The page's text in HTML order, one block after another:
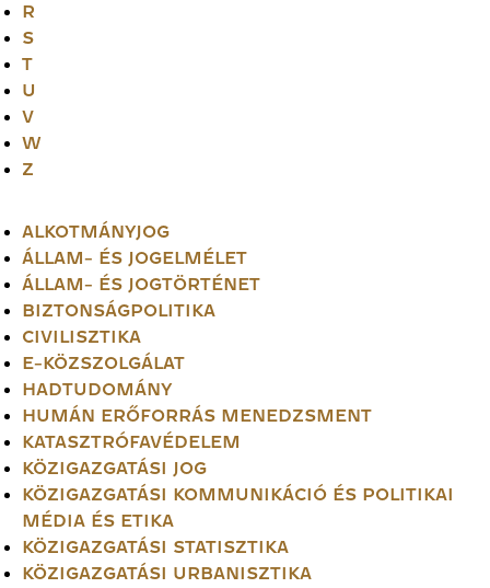
R
S
T
U
V
W
Z
ALKOTMÁNYJOG
ÁLLAM- ÉS JOGELMÉLET
ÁLLAM- ÉS JOGTÖRTÉNET
BIZTONSÁGPOLITIKA
CIVILISZTIKA
E-KÖZSZOLGÁLAT
HADTUDOMÁNY
HUMÁN ERŐFORRÁS MENEDZSMENT
KATASZTRÓFAVÉDELEM
KÖZIGAZGATÁSI JOG
KÖZIGAZGATÁSI KOMMUNIKÁCIÓ ÉS POLITIKAI
MÉDIA ÉS ETIKA
KÖZIGAZGATÁSI STATISZTIKA
KÖZIGAZGATÁSI URBANISZTIKA